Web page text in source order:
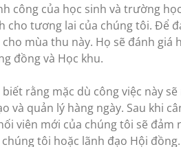
công của học sinh và trường
tương lai của chúng tôi. Để
mùa thu này. Họ sẽ đánh
đồng và Học khu.
rằng mặc dù công việc này
quản lý hàng ngày. Sau khi
viên mới của chúng tôi sẽ
tôi hoặc lãnh đạo Hội